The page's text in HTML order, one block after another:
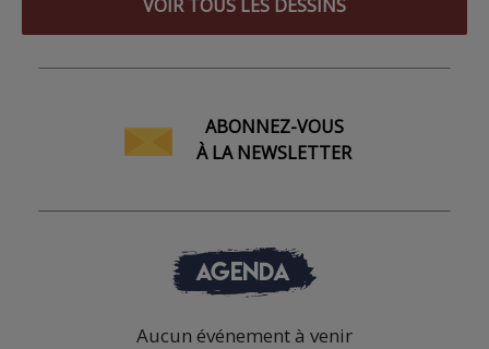
VOIR TOUS LES DESSINS
ABONNEZ-VOUS
À LA NEWSLETTER
AGENDA
Aucun événement à venir